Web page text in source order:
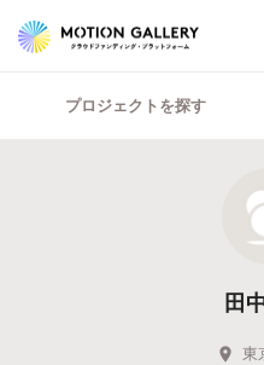
プロジェクトを探す
田
東